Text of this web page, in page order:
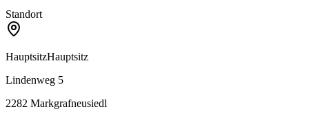
Standort
HauptsitzHauptsitz
Lindenweg 5
2282 Markgrafneusiedl